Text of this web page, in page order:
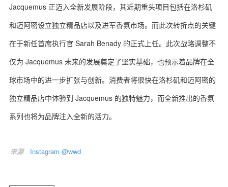
Jacquemus 正迈入全新发展阶段，其近期重头项目包括在洛杉矶
和迈阿密设立独立精品店以及进军香氛市场。而此次转折点的关键
在于新任首席执行官 Sarah Benady 的正式上任。此次战略调整不
仅为 Jacquemus 未来的发展奠定了坚实基础，也预示着品牌在全
球市场中的进一步扩张与创新。消费者将很快在洛杉矶和迈阿密的
独立精品店中体验到 Jacquemus 的独特魅力，而全新推出的香氛
系列也将为品牌注入全新的活力。
来源 Instagram @wwd